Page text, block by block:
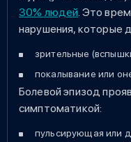
30% людей. Это
нарушения, которые
зрительные
покалывание или
Болевой эпизод
симптоматикой:
пульсирующая или